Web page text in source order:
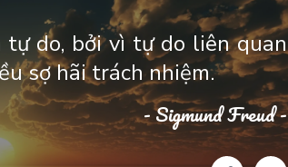
tự do, bởi vì tự do liên quan
sợ hãi trách nhiệm.
- Sigmund Freud -